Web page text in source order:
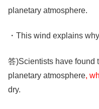
planetary atmosphere.
・This wind explains
答)Scientists have found
planetary atmosphere,
dry.